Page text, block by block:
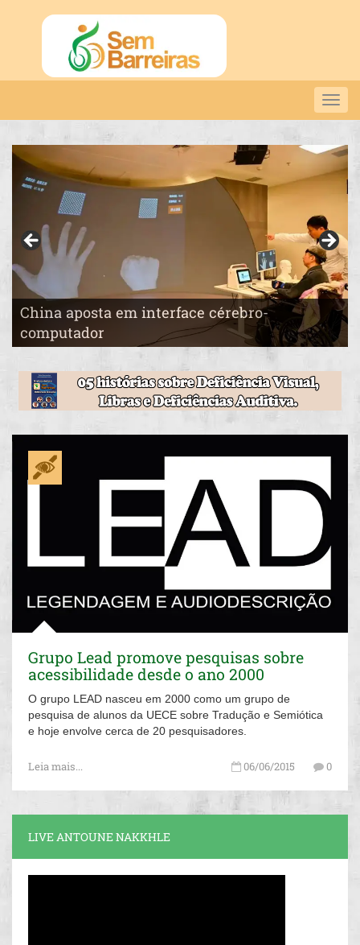
China aposta em interface cérebro-
computador
Pai constrói o “País das Maravilhas” para a
filha
Grupo Lead promove pesquisas sobre
acessibilidade desde o ano 2000
O grupo LEAD nasceu em 2000 como um grupo de
pesquisa de alunos da UECE sobre Tradução e Semiótica
e hoje envolve cerca de 20 pesquisadores.
Leia mais... 06/06/2015 0
LIVE ANTOUNE NAKKHLE